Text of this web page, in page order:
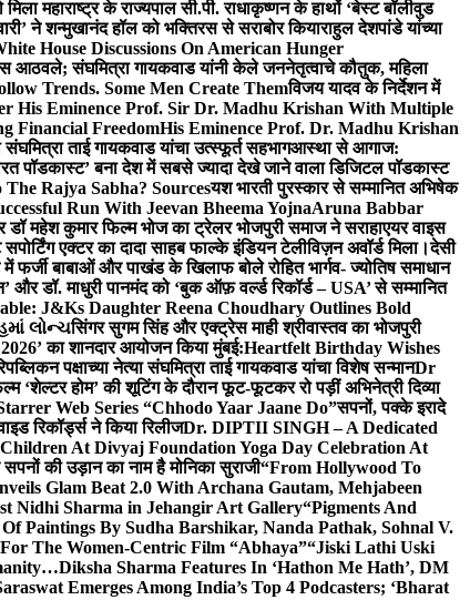
महाराष्ट्र के राज्यपाल सी.पी. राधाकृष्णन के हाथों ‘बेस्ट बॉलीवुड
ने शन्मुखानंद हॉल को भक्तिरस से सराबोर कियाराहुल देशपांडे यांच्या
House Discussions On American Hunger
आठवले; संघमित्रा गायकवाड यांनी केले जननेतृत्वाचे कौतुक, महिला
Trends. Some Men Create Themविजय यादव के निर्देशन में
His Eminence Prof. Sir Dr. Madhu Krishan With Multiple
Financial FreedomHis Eminence Prof. Dr. Madhu Krishan
संघमित्रा ताई गायकवाड यांचा उत्स्फूर्त सहभागआस्था से आगाज:
पॉडकास्ट’ बना देश में सबसे ज्यादा देखे जाने वाला डिजिटल पॉडकास्ट
Rajya Sabha? Sourcesयश भारती पुरस्कार से सम्मानित अभिषेक
Run With Jeevan Bheema YojnaAruna Babbar
डॉ महेश कुमार फिल्म भोज का ट्रेलर भोजपुरी समाज ने सराहाएयर वाइस
एक्टर का दादा साहब फाल्के इंडियन टेलीविज़न अवॉर्ड मिला।देसी
फर्जी बाबाओं और पाखंड के खिलाफ बोले रोहित भार्गव- ज्योतिष समाधान
डॉ. माधुरी पानमंद को ‘बुक ऑफ़ वर्ल्ड रिकॉर्ड – USA’ से सम्मानित
J&Ks Daughter Reena Choudhary Outlines Bold
લોન્ચसिंगर सुगम सिंह और एक्ट्रेस माही श्रीवास्तव का भोजपुरी
2026’ का शानदार आयोजन किया मुंबई:Heartfelt Birthday Wishes
पक्षाच्या नेत्या संघमित्रा ताई गायकवाड यांचा विशेष सन्मानDr
‘शेल्टर होम’ की शूटिंग के दौरान फूट-फूटकर रो पड़ीं अभिनेत्री दिव्या
Web Series “Chhodo Yaar Jaane Do”सपनों, पक्के इरादे
रिकॉर्ड्स ने किया रिलीजDr. DIPTII SINGH – A Dedicated
At Divyaj Foundation Yoga Day Celebration At
की उड़ान का नाम है मोनिका सुराजी“From Hollywood To
Glam Beat 2.0 With Archana Gautam, Mehjabeen
Nidhi Sharma in Jehangir Art Gallery“Pigments And
Paintings By Sudha Barshikar, Nanda Pathak, Sohnal V.
The Women-Centric Film “Abhaya”“Jiski Lathi Uski
Diksha Sharma Features In ‘Hathon Me Hath’, DM
Emerges Among India’s Top 4 Podcasters; ‘Bharat